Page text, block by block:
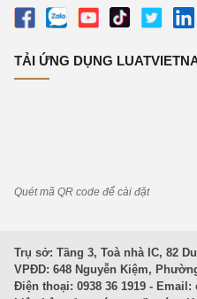
TẢI ỨNG DỤNG
Quét mã QR code để cài đặt
Trụ sở: Tầng 3, Toà nhà IC, 82
VPĐD: 648 Nguyễn Kiệm,
Điện thoại: 0938 36 1919 - Email: